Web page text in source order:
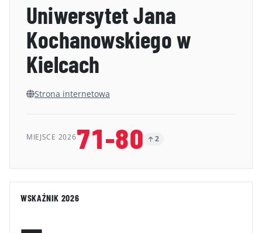
METODOLOGIA
GALERIA
Uniwersytet Jana
Kochanowskiego w
Kielcach
Strona internetowa
MIEJSCE 202671-80 2
WSKAŹNIK 2026